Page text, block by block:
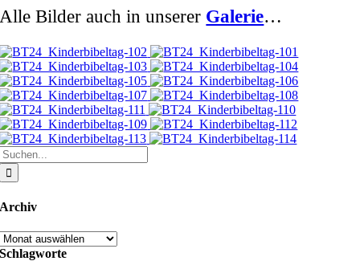
Alle Bilder auch in unserer Galerie…
Archiv
Schlagworte